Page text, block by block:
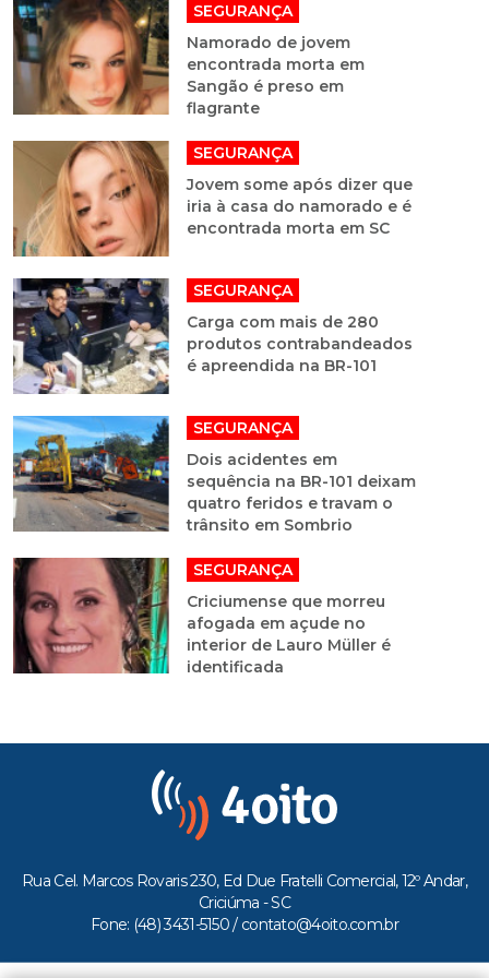
SEGURANÇA
Namorado de jovem
encontrada morta em
Sangão é preso em
flagrante
SEGURANÇA
Jovem some após dizer que
iria à casa do namorado e é
encontrada morta em SC
SEGURANÇA
Carga com mais de 280
produtos contrabandeados
é apreendida na BR-101
SEGURANÇA
Dois acidentes em
sequência na BR-101 deixam
quatro feridos e travam o
trânsito em Sombrio
SEGURANÇA
Criciumense que morreu
afogada em açude no
interior de Lauro Müller é
identificada
Rua Cel. Marcos Rovaris 230, Ed Due Fratelli Comercial, 12º Andar,
Criciúma - SC
Fone: (48) 3431-5150 / contato@4oito.com.br